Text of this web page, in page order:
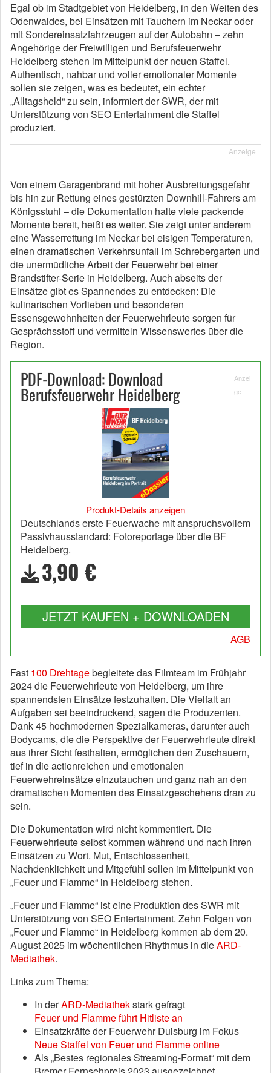
Egal ob im Stadtgebiet von Heidelberg, in den Weiten des
Odenwaldes, bei Einsätzen mit Tauchern im Neckar oder
mit Sondereinsatzfahrzeugen auf der Autobahn – zehn
Angehörige der Freiwilligen und Berufsfeuerwehr
Heidelberg stehen im Mittelpunkt der neuen Staffel.
Authentisch, nahbar und voller emotionaler Momente
sollen sie zeigen, was es bedeutet, ein echter
„Alltagsheld“ zu sein, informiert der SWR, der mit
Unterstützung von SEO Entertainment die Staffel
produziert.
Anzeige
Von einem Garagenbrand mit hoher Ausbreitungsgefahr
bis hin zur Rettung eines gestürzten Downhill-Fahrers am
Königsstuhl – die Dokumentation halte viele packende
Momente bereit, heißt es weiter. Sie zeigt unter anderem
eine Wasserrettung im Neckar bei eisigen Temperaturen,
einen dramatischen Verkehrsunfall im Schrebergarten und
die unermüdliche Arbeit der Feuerwehr bei einer
Brandstifter-Serie in Heidelberg. Auch abseits der
Einsätze gibt es Spannendes zu entdecken: Die
kulinarischen Vorlieben und besonderen
Essensgewohnheiten der Feuerwehrleute sorgen für
Gesprächsstoff und vermitteln Wissenswertes über die
Region.
PDF-Download: Download
Berufsfeuerwehr Heidelberg
Anzei
ge
Produkt-Details anzeigen
Deutschlands erste Feuerwache mit anspruchsvollem
Passivhausstandard: Fotoreportage über die BF
Heidelberg.
3,90 €
JETZT KAUFEN + DOWNLOADEN
AGB
Fast 100 Drehtagebegleitete das Filmteam im Frühjahr
2024 die Feuerwehrleute von Heidelberg, um ihre
spannendsten Einsätze festzuhalten. Die Vielfalt an
Aufgaben sei beeindruckend, sagen die Produzenten.
Dank 45 hochmodernen Spezialkameras, darunter auch
Bodycams, die die Perspektive der Feuerwehrleute direkt
aus ihrer Sicht festhalten, ermöglichen den Zuschauern,
tief in die actionreichen und emotionalen
Feuerwehreinsätze einzutauchen und ganz nah an den
dramatischen Momenten des Einsatzgeschehens dran zu
sein.
Die Dokumentation wird nicht kommentiert. Die
Feuerwehrleute selbst kommen während und nach ihren
Einsätzen zu Wort. Mut, Entschlossenheit,
Nachdenklichkeit und Mitgefühl sollen im Mittelpunkt von
„Feuer und Flamme“ in Heidelberg stehen.
„Feuer und Flamme“ ist eine Produktion des SWR mit
Unterstützung von SEO Entertainment. Zehn Folgen von
„Feuer und Flamme“ in Heidelberg kommen ab dem 20.
August 2025 im wöchentlichen Rhythmus in dieARD-
Mediathek.
Links zum Thema:
In derARD-Mediathekstark gefragt
Feuer und Flamme führt Hitliste an
Einsatzkräfte der Feuerwehr Duisburg im Fokus
Neue Staffel von Feuer und Flamme online
Als „Bestes regionales Streaming-Format“ mit dem